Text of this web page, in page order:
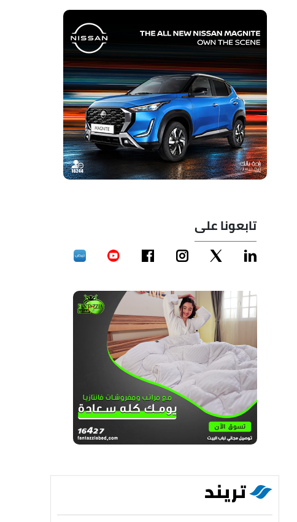
تابعونا على
تريند